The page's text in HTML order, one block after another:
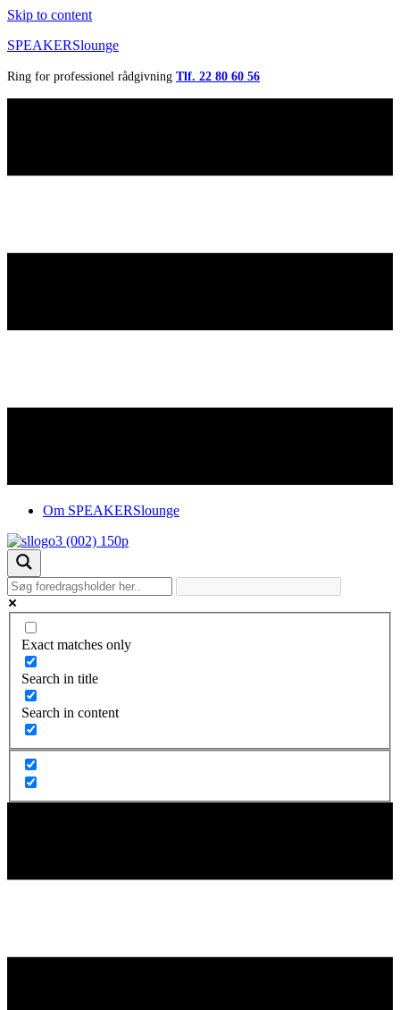
Skip to content
SPEAKERSlounge
Ring for professionel rådgivning Tlf. 22 80 60 56
Om SPEAKERSlounge
Exact matches only
Search in title
Search in content